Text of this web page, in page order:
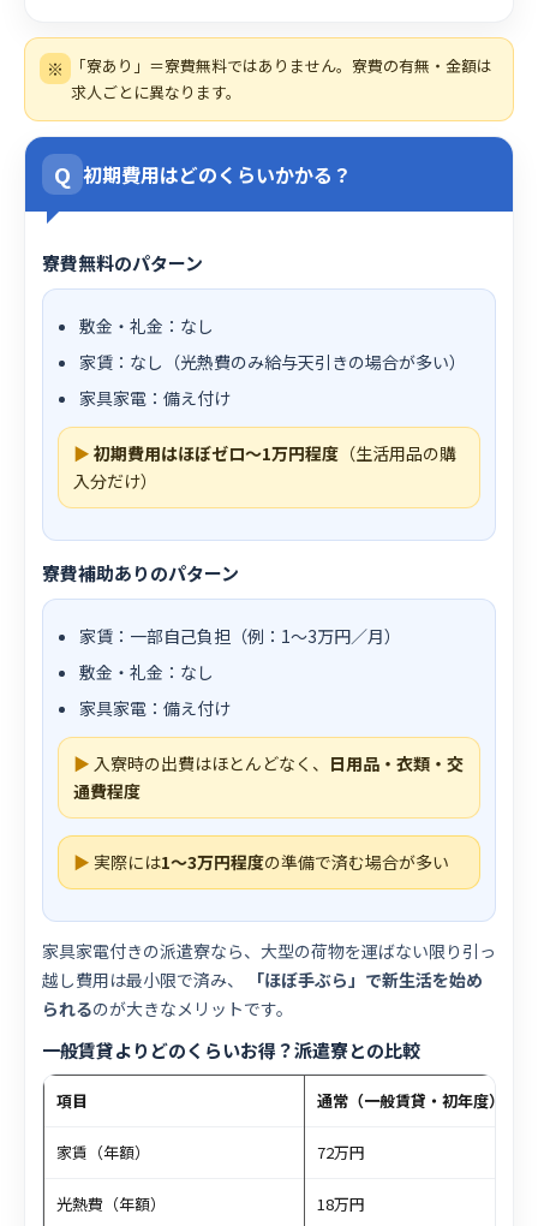
※
「寮あり」＝寮費無料ではありません。寮費の有無・金額は
求人ごとに異なります。
Q 初期費用はどのくらいかかる？
寮費無料のパターン
敷金・礼金：なし
家賃：なし（光熱費のみ給与天引きの場合が多い）
家具家電：備え付け
▶ 初期費用はほぼゼロ〜1万円程度 （生活用品の購
入分だけ）
寮費補助ありのパターン
家賃：一部自己負担（例：1〜3万円／月）
敷金・礼金：なし
家具家電：備え付け
▶ 入寮時の出費はほとんどなく、 日用品・衣類・交
通費程度
▶ 実際には1〜3万円程度の準備で済む場合が多い
家具家電付きの派遣寮なら、大型の荷物を運ばない限り引っ
越し費用は最小限で済み、
「ほぼ手ぶら」で新生活を始め
られるのが大きなメリットです。
一般賃貸よりどのくらいお得？派遣寮との比較
項目 通常（一般賃貸・初年度）
家賃（年額） 72万円
光熱費（年額） 18万円